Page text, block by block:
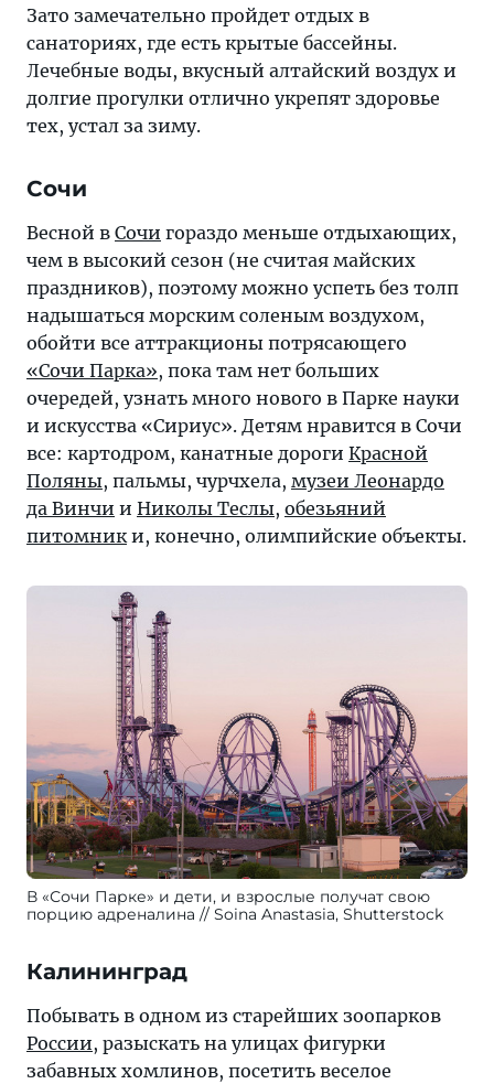
Зато замечательно пройдет отдых в
санаториях, где есть крытые бассейны.
Лечебные воды, вкусный алтайский воздух и
долгие прогулки отлично укрепят здоровье
тех, устал за зиму.
Сочи
Весной в Сочи гораздо меньше отдыхающих,
чем в высокий сезон (не считая майских
праздников), поэтому можно успеть без толп
надышаться морским соленым воздухом,
обойти все аттракционы потрясающего
«Сочи Парка», пока там нет больших
очередей, узнать много нового в Парке науки
и искусства «Сириус». Детям нравится в Сочи
все: картодром, канатные дороги Красной
Поляны, пальмы, чурчхела, музеи Леонардо
да Винчи и Николы Теслы, обезьяний
питомники, конечно, олимпийские объекты.
В «Сочи Парке» и дети, и взрослые получат свою
порцию адреналина
Soina Anastasia, Shutterstock
Калининград
Побывать в одном из старейших зоопарков
России, разыскать на улицах фигурки
забавных хомлинов, посетить веселое